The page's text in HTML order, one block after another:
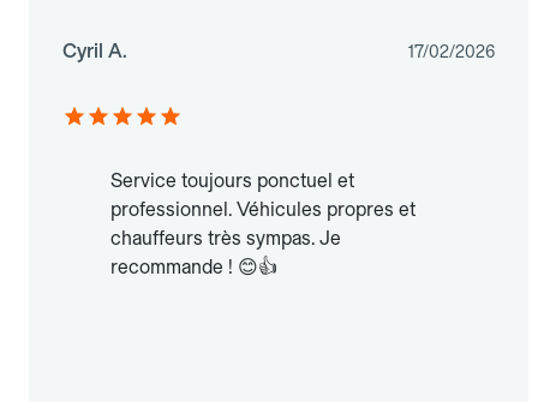
Cyril A. 17/02/2026
Service toujours ponctuel et
professionnel. Véhicules propres et
chauffeurs très sympas. Je
recommande ! 😊👍